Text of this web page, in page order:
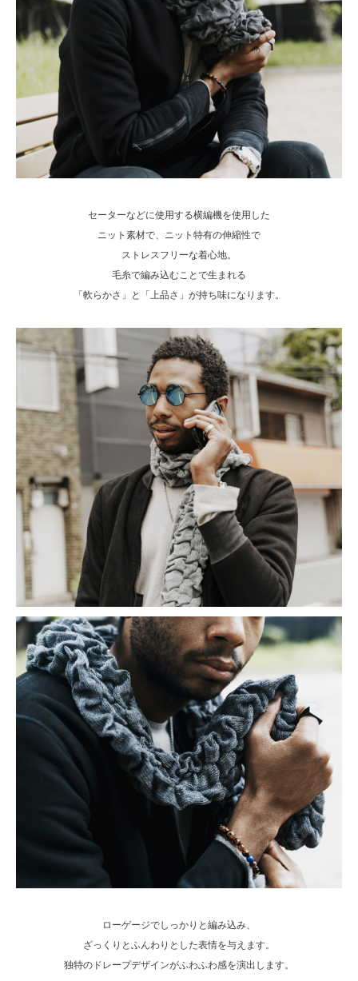
セーターなどに使用する横編機を使用した
ニット素材で、ニット特有の伸縮性で
ストレスフリーな着心地。
毛糸で編み込むことで生まれる
「軟らかさ」と「上品さ」が持ち味になります。
ローゲージでしっかりと編み込み、
ざっくりとふんわりとした表情を与えます。
独特のドレープデザインがふわふわ感を演出します。